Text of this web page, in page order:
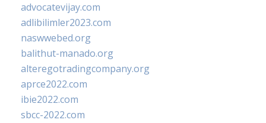
advocatevijay.com
adlibilimler2023.com
naswwebed.org
balithut-manado.org
alteregotradingcompany.org
aprce2022.com
ibie2022.com
sbcc-2022.com